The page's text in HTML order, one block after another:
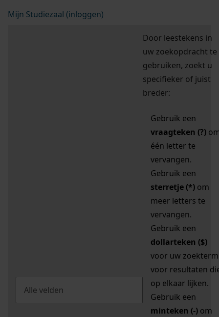
Mijn Studiezaal (inloggen)
Door leestekens in
uw zoekopdracht te
gebruiken, zoekt u
specifieker of juist
breder:
Gebruik een
vraagteken (?)
één letter te
vervangen.
Gebruik een
sterretje (*) om
meer letters te
vervangen.
Gebruik een
dollarteken ($)
voor uw zoekterm
voor resultaten
op elkaar lijken.
Gebruik een
minteken (-) om